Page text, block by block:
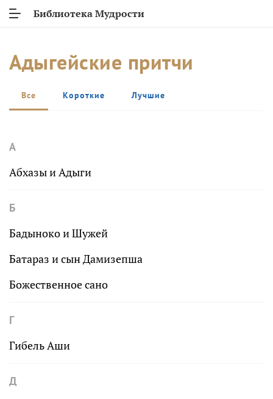
Библиотека Мудрости
Адыгейские притчи
Все Короткие Лучшие
А
Абхазы и Адыги
Б
Бадыноко и Шужей
Батараз и сын Дамизепша
Божественное сано
Г
Гибель Аши
Д